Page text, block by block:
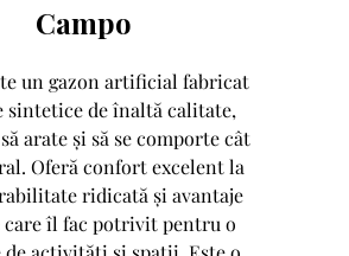
Campo
un gazon artificial fabricat
sintetice de înaltă calitate,
arate și să se comporte cât
Oferă confort excelent la
ridicată și avantaje
îl fac potrivit pentru o